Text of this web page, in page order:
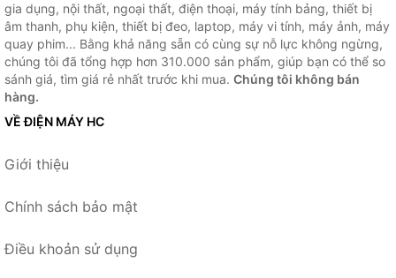
gia dụng, nội thất, ngoại thất, điện thoại, máy tính bảng, thiết bị
âm thanh, phụ kiện, thiết bị đeo, laptop, máy vi tính, máy ảnh, máy
quay phim... Bằng khả năng sẵn có cùng sự nỗ lực không ngừng,
chúng tôi đã tổng hợp hơn 310.000 sản phẩm, giúp bạn có thể so
sánh giá, tìm giá rẻ nhất trước khi mua. Chúng tôi không bán
hàng.
VỀ ĐIỆN MÁY HC
Giới thiệu
Chính sách bảo mật
Điều khoản sử dụng